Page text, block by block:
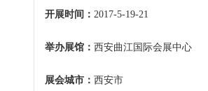
开展时间： 2017-5-19-21
举办展馆： 西安曲江国际会展中心
展会城市： 西安市